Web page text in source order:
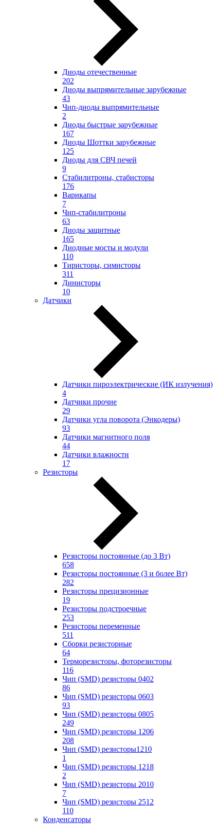
Диоды отечественные
202
Диоды выпрямительные зарубежные
43
Чип-диоды выпрямительные
2
Диоды быстрые зарубежные
167
Диоды Шоттки зарубежные
125
Диоды для СВЧ печей
9
Стабилитроны, стабисторы
176
Варикапы
7
Чип-стабилитроны
63
Диоды защитные
165
Диодные мосты и модули
110
Тиристоры, симисторы
311
Динисторы
10
Датчики
Датчики пироэлектрические (ИК излучения)
4
Датчики прочие
29
Датчики угла поворота (Энкодеры)
93
Датчики магнитного поля
44
Датчики влажности
17
Резисторы
Резисторы постоянные (до 3 Вт)
658
Резисторы постоянные (3 и более Вт)
282
Резисторы прецизионные
19
Резисторы подстроечные
253
Резисторы переменные
511
Сборки резисторные
64
Терморезисторы, фоторезисторы
116
Чип (SMD) резисторы 0402
86
Чип (SMD) резисторы 0603
93
Чип (SMD) резисторы 0805
249
Чип (SMD) резисторы 1206
208
Чип (SMD) резисторы1210
1
Чип (SMD) резисторы 1218
2
Чип (SMD) резисторы 2010
7
Чип (SMD) резисторы 2512
110
Конденсаторы